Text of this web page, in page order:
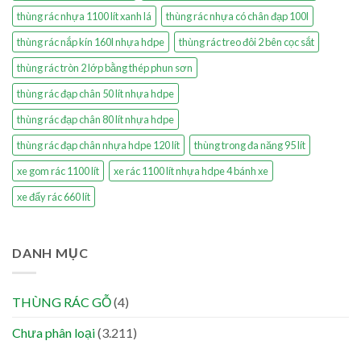
thùng rác nhựa 1100 lít xanh lá
thùng rác nhựa có chân đạp 100l
thùng rác nắp kín 160l nhựa hdpe
thùng rác treo đôi 2 bên cọc sắt
thùng rác tròn 2 lớp bằng thép phun sơn
thùng rác đạp chân 50 lít nhựa hdpe
thùng rác đạp chân 80 lít nhựa hdpe
thùng rác đạp chân nhựa hdpe 120 lít
thùng trong đa năng 95 lít
xe gom rác 1100 lít
xe rác 1100 lít nhựa hdpe 4 bánh xe
xe đẩy rác 660 lít
DANH MỤC
THÙNG RÁC GỖ(4)
Chưa phân loại(3.211)